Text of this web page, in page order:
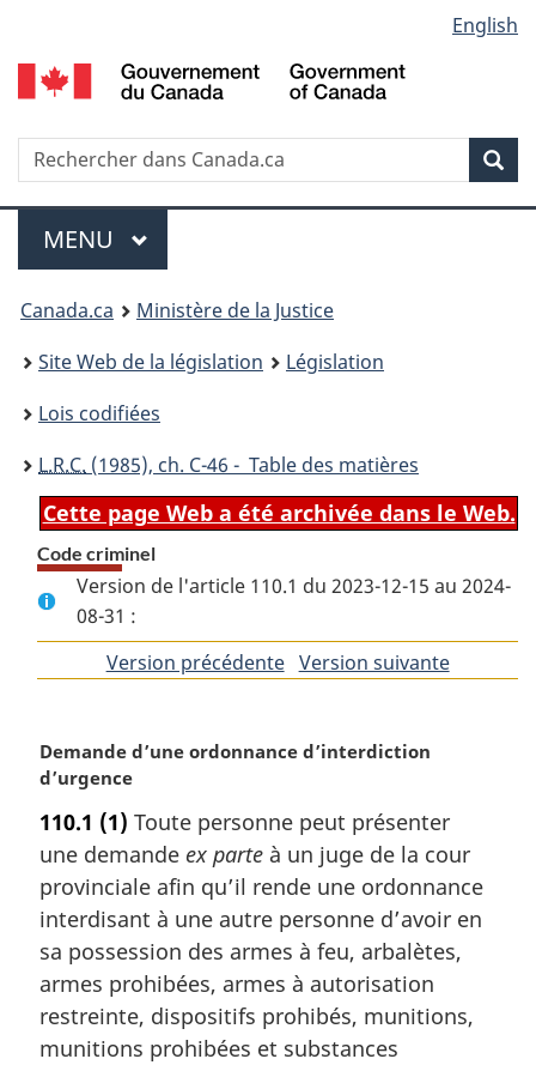
au
contenu
propos
de
la
HTML
simplifiée
selection
English
Recherche
Menu
MENU PRINCIPAL
You
are
here:
Canada.ca
Ministère de la Justice
Site Web de la législation
Législation
Lois codifiées
L.R.C. (1985), ch. C-46 - Table des matières
Cette page Web a été archivée dans le Web.
Code criminel
Version de l'article 110.1 du 2023-12-15 au 2024-
08-31 :
Version précédentedeVersion suivantede
N
o
e
m
a
r
i
n
a
l
Demande d’une ordonnance d’interdiction
d’urgence
110.1 (1) Toute personne peut présenter
une demande ex parte à un juge de la cour
provinciale afin qu’il rende une ordonnance
interdisant à une autre personne d’avoir en
sa possession des armes à feu, arbalètes,
armes prohibées, armes à autorisation
restreinte, dispositifs prohibés, munitions,
munitions prohibées et substances